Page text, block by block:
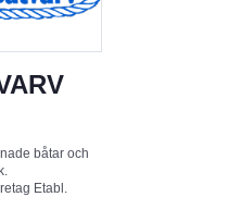
båtar och
Etabl.